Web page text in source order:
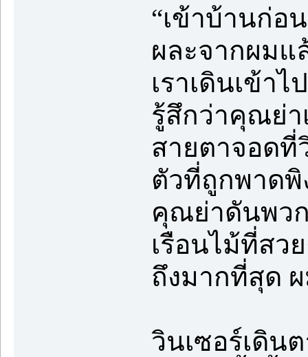
“เข้าบ้านก่อ
ผละจากผมแ
เราเดินเข้า
รู้สึกว่าคุณย่า
สายตาจอดที่
ตัวที่ถูกพาดพิ
คุณย่าดันพวก
เรือนไม้ที่สว
ถึงมากที่สุด
วินเซอร์เดิน